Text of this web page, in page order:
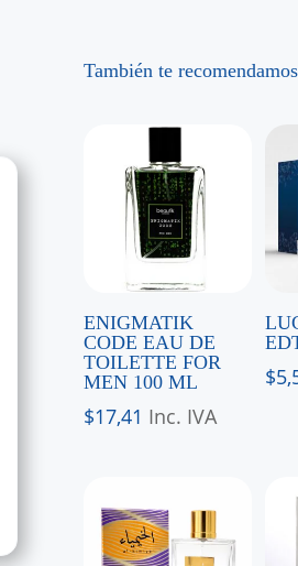
También te
ENIGMATIK
CODE EAU DE
TOILETTE FOR
MEN 100 ML
$17,41 Inc. IVA
$